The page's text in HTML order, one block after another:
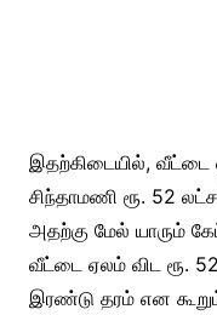
இதற்கிடையில், வீட்டை
சிந்தாமணி ரூ. 52
அதற்கு மேல் யாரும்
வீட்டை ஏலம் விட ரூ.
இரண்டு தரம் என